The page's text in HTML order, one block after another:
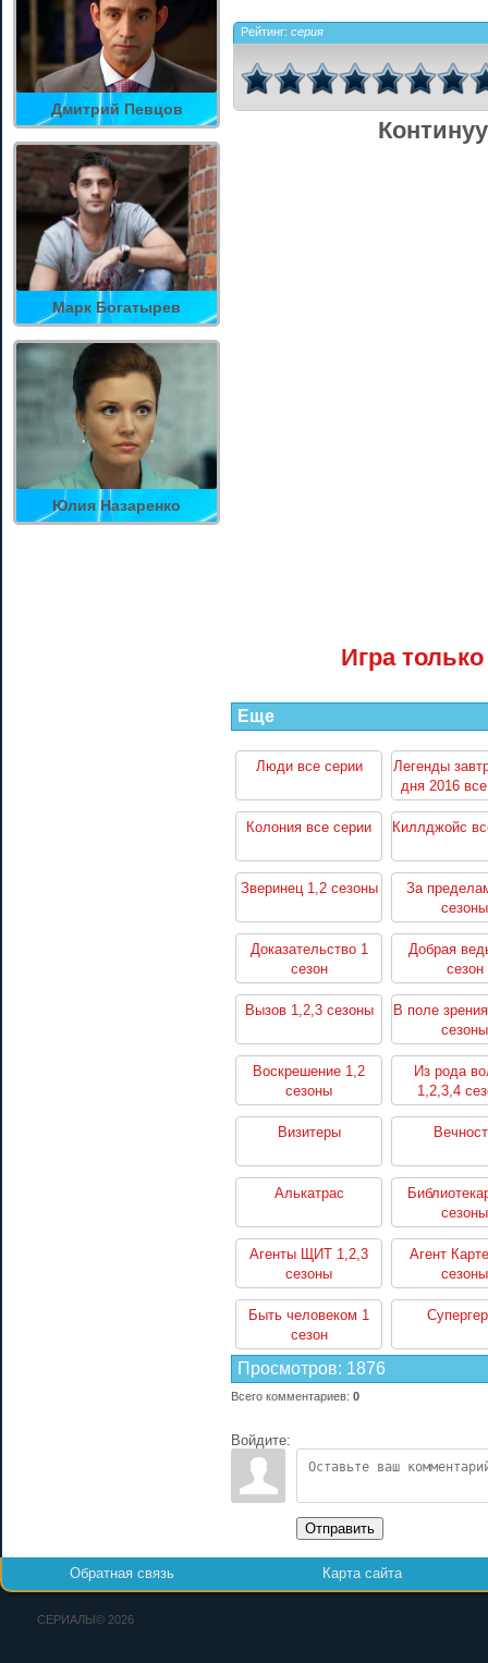
Дмитрий Певцов
Марк Богатырев
Юлия Назаренко
Рейтинг: серия
Игра
Еще
Люди все серии
Легенды
дня 2016
Колония все серии Киллджойс
Зверинец 1,2 сезоны
За
сезоны
Доказательство 1
сезон
Добрая
сезон
Вызов 1,2,3 сезоны
В поле
сезоны
Воскрешение 1,2
сезоны
Из рода
1,2,3,4
Визитеры
Алькатрас
сезоны
Агенты ЩИТ 1,2,3
сезоны
Агент
сезоны
Быть человеком 1
сезон
Просмотров: 1876
Всего комментариев: 0
Войдите:
Отправить
Обратная связь Карта сайта
СЕРИАЛЫ© 2026